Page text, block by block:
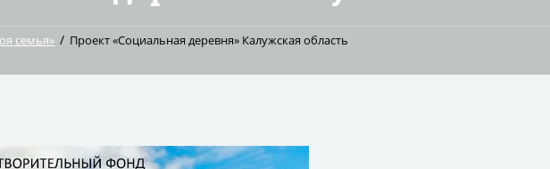
семья» / Проект «Социальная деревня» Калужская область